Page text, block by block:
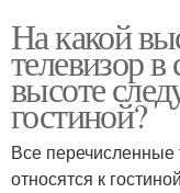
На какой
телевизор
высоте
гостиной?
Все
относятся к